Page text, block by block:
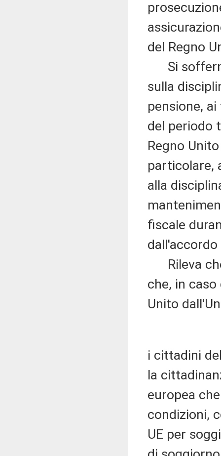
del Regno
Si
sulla
pensione,
del periodo
Regno
particolare,
alla
fiscale
Rileva
che, in
Unito
i cittadini
la
europea
condizioni,
UE per